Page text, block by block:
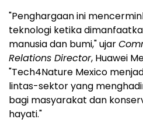
"Penghargaan ini
teknologi ketika
manusia dan bumi," ujar
Relations Director, Huawei
"Tech4Nature Mexico
lintas-sektor yang
bagi masyarakat dan
hayati."